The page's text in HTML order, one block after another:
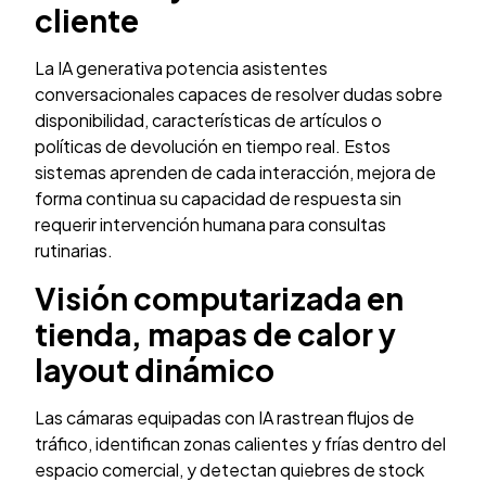
cliente
La IA generativa potencia asistentes
conversacionales capaces de resolver dudas sobre
disponibilidad, características de artículos o
políticas de devolución en tiempo real. Estos
sistemas aprenden de cada interacción, mejora de
forma continua su capacidad de respuesta sin
requerir intervención humana para consultas
rutinarias.
Visión computarizada en
tienda, mapas de calor y
layout dinámico
Las cámaras equipadas con IA rastrean flujos de
tráfico, identifican zonas calientes y frías dentro del
espacio comercial, y detectan quiebres de stock